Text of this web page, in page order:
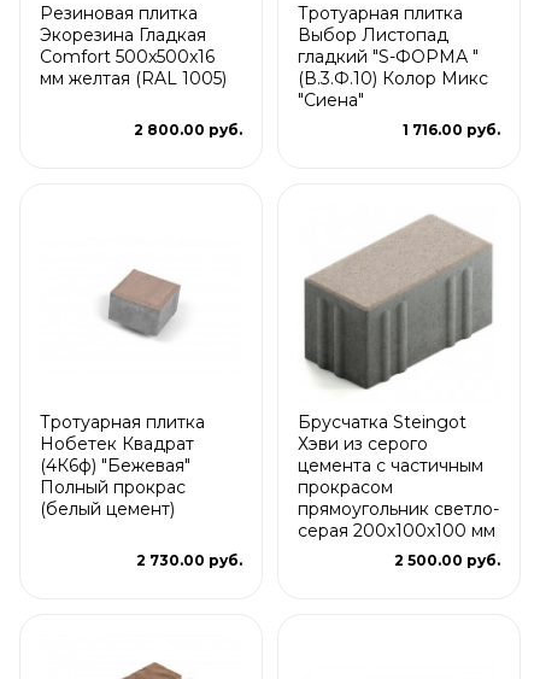
Резиновая плитка
Экорезина Гладкая
Comfort 500x500x16
мм желтая (RAL 1005)
2 800.00 руб.
Тротуарная плитка
Выбор Листопад
гладкий "S-ФОРМА "
(В.3.Ф.10) Колор Микс
"Сиена"
1 716.00 руб.
Тротуарная плитка
Нобетек Квадрат
(4К6ф) "Бежевая"
Полный прокрас
(белый цемент)
2 730.00 руб.
Брусчатка Steingot
Хэви из серого
цемента с частичным
прокрасом
прямоугольник светло-
серая 200х100х100 мм
2 500.00 руб.